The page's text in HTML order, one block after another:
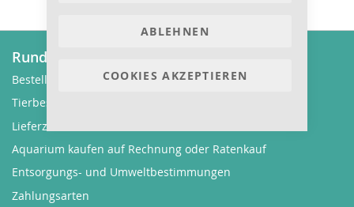
COOKIES AKZEPTIEREN
ABLEHNEN
Rund um Bestellungen
Bestellvorgang
Tierbestellung
Lieferzeit und Versandkosten
Aquarium kaufen auf Rechnung oder Ratenkauf
Entsorgungs- und Umweltbestimmungen
Zahlungsarten